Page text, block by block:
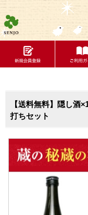
【送料無料】隠し
打ちセット